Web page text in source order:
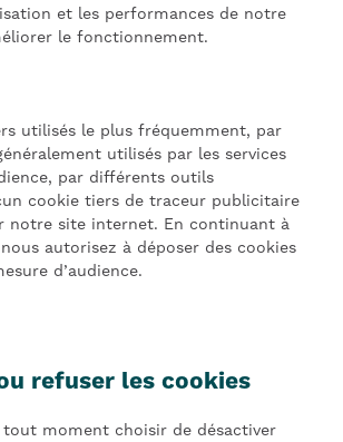
et les performances de notre
le fonctionnement.
utilisés le plus fréquemment, par
utilisés par les services
par différents outils
cookie tiers de traceur publicitaire
notre site internet. En continuant à
autorisez à déposer des cookies
d’audience.
refuser les cookies
tout moment choisir de désactiver